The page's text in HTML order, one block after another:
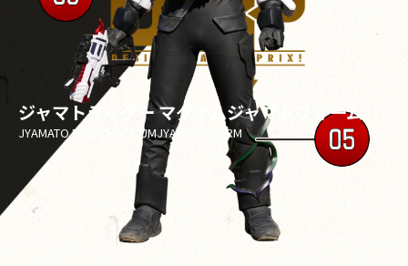
ジャマトライダー マグナムジャマトフォーム
JYAMATO RIDER MAGNUMJYAMATO FORM